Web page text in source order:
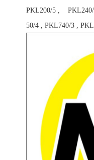
PKL200/5 , PKL240/
50/4 , PKL740/3 ,